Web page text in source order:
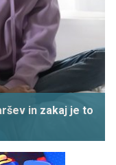
in zakaj je to